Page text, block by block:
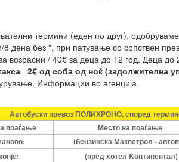
термини (еден по друг), одобруваме
8 дена без *, при патување со сопствен
возрасни / 40€ за деца до 12 год. Деца до
2€ од соба од ноќ (задолжителна
Информации во агенција.
Автобуски превоз ПОЛИХРОНО, според
поаѓање
Mесто на поаѓање
(бензинска Макпетрол -
(пред хотел Kонтинентал)